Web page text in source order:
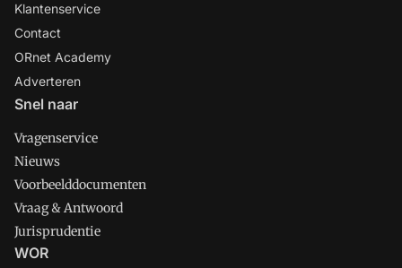
Klantenservice
Contact
ORnet Academy
Adverteren
Snel naar
Vragenservice
Nieuws
Voorbeelddocumenten
Vraag & Antwoord
Jurisprudentie
WOR